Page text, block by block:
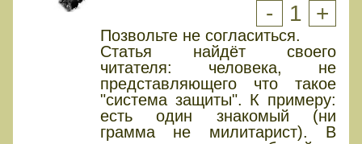
- 1 +
Позвольте не согласиться.
Статья найдёт своего
читателя: человека, не
представляющего что такое
"система защиты". К примеру:
есть один знакомый (ни
грамма не милитарист). В